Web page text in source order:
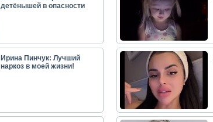
детёнышей в опасности
Ирина Пинчук: Лучший
наркоз в моей жизни!